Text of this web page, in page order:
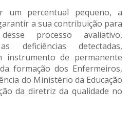
um percentual pequeno, a
a sua contribuição para
processo avaliativo,
deficiências detectadas,
instrumento de permanente
formação dos Enfermeiros,
do Ministério da Educação
da diretriz da qualidade no